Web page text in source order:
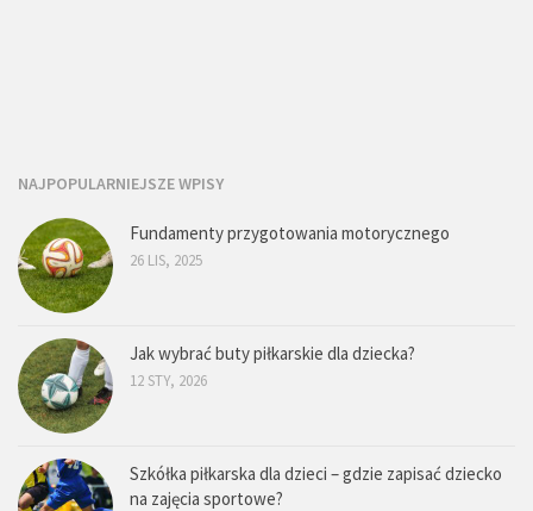
NAJPOPULARNIEJSZE WPISY
Fundamenty przygotowania motorycznego
26 LIS, 2025
Jak wybrać buty piłkarskie dla dziecka?
12 STY, 2026
Szkółka piłkarska dla dzieci – gdzie zapisać dziecko
na zajęcia sportowe?